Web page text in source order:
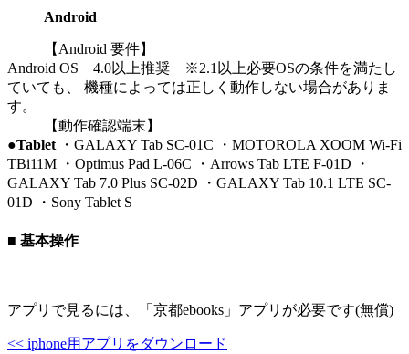
Android
【Android 要件】
Android OS 4.0以上推奨 ※2.1以上必要OSの条件を満たし
ていても、 機種によっては正しく動作しない場合がありま
す。
【動作確認端末】
●Tablet ・GALAXY Tab SC-01C ・MOTOROLA XOOM Wi-Fi
TBi11M ・Optimus Pad L-06C ・Arrows Tab LTE F-01D ・
GALAXY Tab 7.0 Plus SC-02D ・GALAXY Tab 10.1 LTE SC-
01D ・Sony Tablet S
■ 基本操作
アプリで見るには、「京都ebooks」アプリが必要です(無償)
<< iphone用アプリをダウンロード